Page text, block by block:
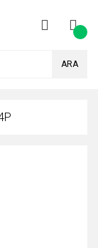
ARA